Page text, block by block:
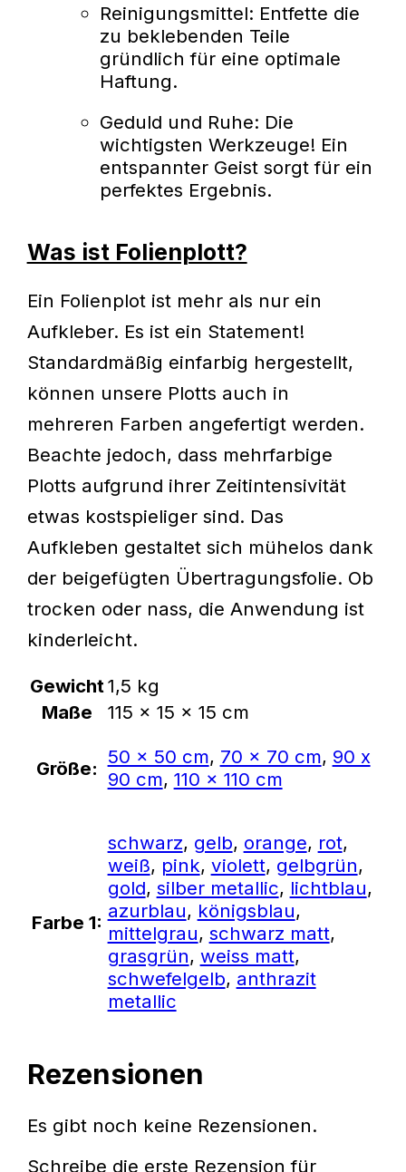
Reinigungsmittel: Entfette die
zu beklebenden Teile
gründlich für eine optimale
Haftung.
Geduld und Ruhe: Die
wichtigsten Werkzeuge! Ein
entspannter Geist sorgt für ein
perfektes Ergebnis.
Was ist Folienplott?
Ein Folienplot ist mehr als nur ein
Aufkleber. Es ist ein Statement!
Standardmäßig einfarbig hergestellt,
können unsere Plotts auch in
mehreren Farben angefertigt werden.
Beachte jedoch, dass mehrfarbige
Plotts aufgrund ihrer Zeitintensivität
etwas kostspieliger sind. Das
Aufkleben gestaltet sich mühelos dank
der beigefügten Übertragungsfolie. Ob
trocken oder nass, die Anwendung ist
kinderleicht.
Gewicht 1,5 kg
Maße
115 × 15 × 15 cm
Größe:
50 x 50 cm, 70 x 70 cm, 90 x
90 cm, 110 x 110 cm
Farbe 1:
schwarz, gelb, orange, rot,
weiß, pink, violett, gelbgrün,
gold, silber metallic, lichtblau,
azurblau, königsblau,
mittelgrau, schwarz matt,
grasgrün, weiss matt,
schwefelgelb, anthrazit
metallic
Rezensionen
Es gibt noch keine Rezensionen.
Schreibe die erste Rezension für